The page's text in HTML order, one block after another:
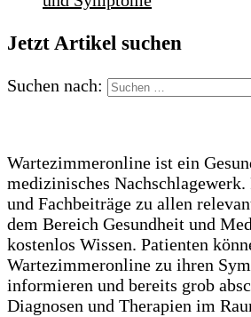
Jetzt Artikel suchen
Suchen nach:
Wartezimmeronline ist ein
medizinisches Nachschlagewerk.
und Fachbeiträge zu allen
dem Bereich Gesundheit und
kostenlos Wissen. Patienten
Wartezimmeronline zu ihren
informieren und bereits grob
Diagnosen und Therapien im